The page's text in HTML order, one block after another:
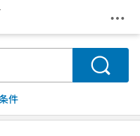
メ
検索
件